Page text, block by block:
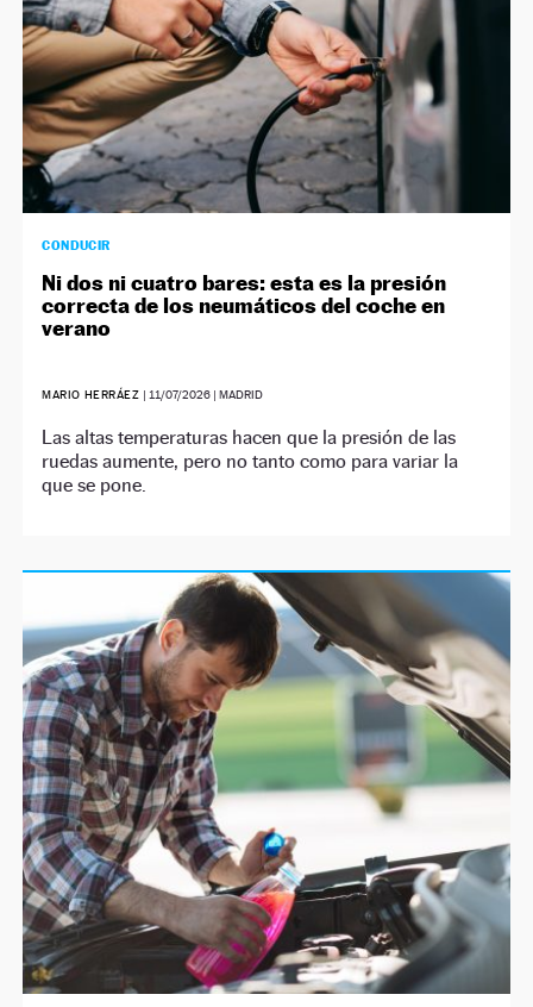
CONDUCIR
Ni dos ni cuatro bares: esta es la presión
correcta de los neumáticos del coche en
verano
MARIO HERRÁEZ | 11/07/2026| MADRID
Las altas temperaturas hacen que la presión de las
ruedas aumente, pero no tanto como para variar la
que se pone.